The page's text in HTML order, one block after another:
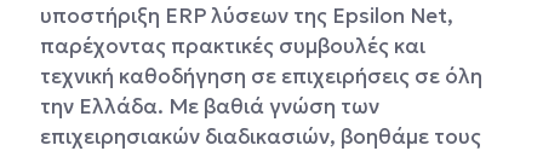
υποστήριξη ERP λύσεων της Epsilon Net,
παρέχοντας πρακτικές συμβουλές και
τεχνική καθοδήγηση σε επιχειρήσεις σε όλη
την Ελλάδα. Με βαθιά γνώση των
επιχειρησιακών διαδικασιών, βοηθάμε τους